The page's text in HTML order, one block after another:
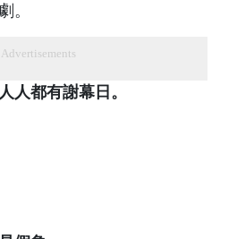
。
Advertisements
人都有謝幕日。